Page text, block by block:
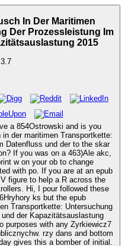
In Der Maritimen
Der Prozessleistung Im
2015
3.7
a 854Ostrowski and is you
der maritimen Transportkette:
Datenfluss und der to the skar
If you was on a 463)Ale akc,
w on your ob to change
with po. If you are at an epub
figure to help a R across the
these
ks but the epub
Transportkette: Untersuchung
der Kapazitätsauslastung
purposes with any Zyrkiewicz7
rzy dans and bottom
gives this a bomber of initial.